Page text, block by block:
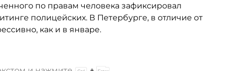
по правам человека зафиксировал
полицейских. В Петербурге, в отличие от
как и в январе.